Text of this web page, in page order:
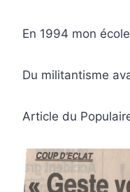
En 1994 mon
Du militantisme
Article du